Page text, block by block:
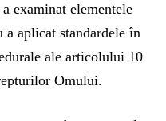
examinat elementele
aplicat standardele în
ale articolului 10
Omului.